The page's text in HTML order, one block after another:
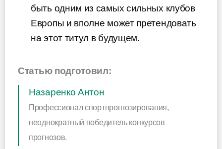
быть одним из самых сильных клубов
Европы и вполне может претендовать
на этот титул в будущем.
Статью подготовил:
Назаренко Антон
Профессионал спортпрогнозирования,
неоднократный победитель конкурсов
прогнозов.